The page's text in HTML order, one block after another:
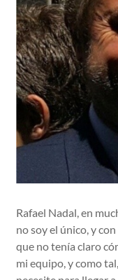
Rafael Nadal, en
no soy el único, y
que no tenía claro
mi equipo, y como